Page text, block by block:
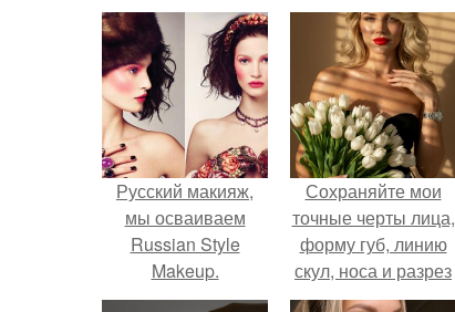
Русский макияж,
мы осваиваем
Russian Style
Makeup.
Сохраняйте мои
точные черты лица,
форму губ, линию
скул, носа и разрез
глаз.